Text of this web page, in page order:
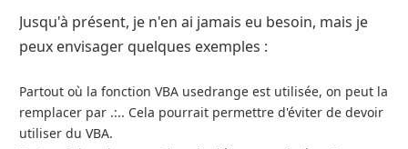
Jusqu'à présent, je n'en ai jamais eu besoin, mais je
peux envisager quelques exemples :
Partout où la fonction VBA usedrange est utilisée, on peut la
remplacer par .:.. Cela pourrait permettre d'éviter de devoir
utiliser du VBA.